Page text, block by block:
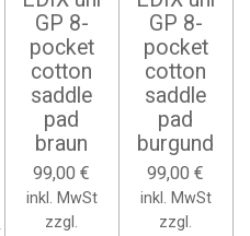
GP 8-
pocket
cotton
saddle
pad
braun
99,00 €
inkl. MwSt
zzgl.
GP 8-
pocket
cotton
saddle
pad
burgund
99,00 €
inkl. MwSt
zzgl.